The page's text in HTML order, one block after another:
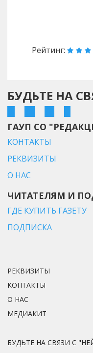
Рейтинг:
БУДЬТЕ НА
ГАУП СО
КОНТАКТЫ
РЕКВИЗИТЫ
О НАС
ЧИТАТЕЛЯМ И
ГДЕ КУПИТЬ ГАЗЕТУ
ПОДПИСКА
РЕКВИЗИТЫ
КОНТАКТЫ
О НАС
МЕДИАКИТ
БУДЬТЕ НА СВЯЗИ С